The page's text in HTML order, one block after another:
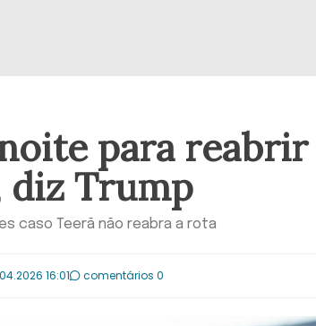
para reabrir
diz Trump
caso Teerã não reabra a rota
16:01 comentários 0